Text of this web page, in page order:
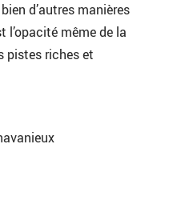
d’autres manières
l’opacité même de la
pistes riches et